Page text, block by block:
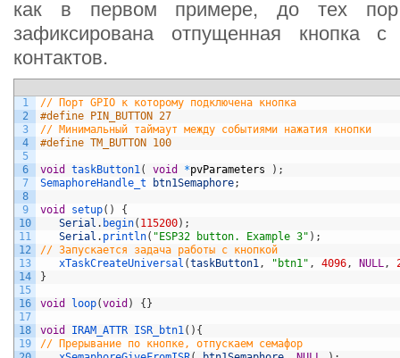
как в первом примере, до тех
зафиксирована отпущенная кнопка с
контактов.
1
2
3
4
5
6
7
8
9
10
11
12
13
14
15
16
17
18
19
// Порт GPIO к которому подключена кнопка
#define PIN_BUTTON 27
// Минимальный таймаут между событиями нажатия кнопки
#define TM_BUTTON 100
void taskButton1( void *pvParameters ) ;
SemaphoreHandle_t
btn1Semaphore;
void setup( )
{
Serial . begin( 115200) ;
Serial . println( "ESP32 button. Example 3" ) ;
// Запускается задача работы с кнопкой
xTaskCreateUniversal (taskButton1, "btn1" , 4096, NULL,
}
void loop(void ) { }
void IRAM_ATTR ISR_btn1( ) {
// Прерывание по кнопке, отпускаем семафор